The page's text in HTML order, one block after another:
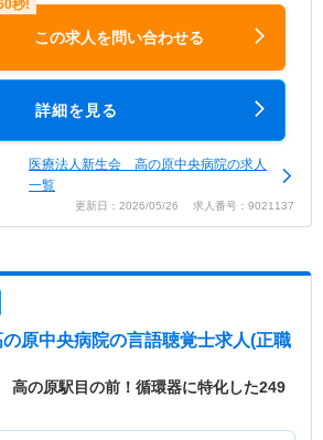
この求人を問い合わせる
詳細を見る
医療法人新生会 高の原中央病院の求人
一覧
更新日：2026/05/26 求人番号：9021137
原中央病院の言語聴覚士求人(正職
高の原駅目の前！循環器に特化した249